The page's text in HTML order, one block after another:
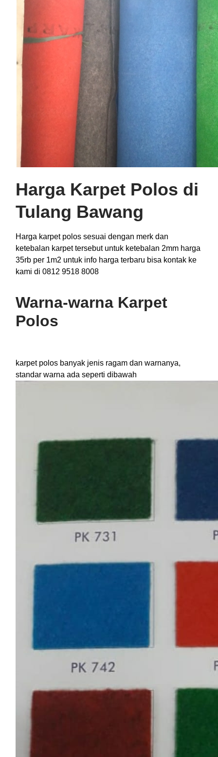
Harga Karpet Polos di
Tulang Bawang
Harga karpet polos sesuai dengan merk dan
ketebalan karpet tersebut untuk ketebalan 2mm harga
35rb per 1m2 untuk info harga terbaru bisa kontak ke
kami di 0812 9518 8008
Warna-warna Karpet
Polos
karpet polos banyak jenis ragam dan warnanya,
standar warna ada seperti dibawah